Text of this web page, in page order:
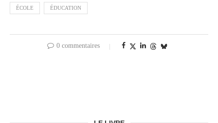
ÉCOLE ÉDUCATION
0 commentaires